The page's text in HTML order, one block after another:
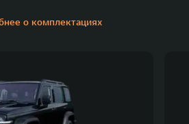
о комплектациях